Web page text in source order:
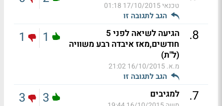
טכנאי17/10/2015 01:18
הגב לתגובה זו
8
.
הגיעה לשיאה לפני 5
חודשים,מאז איבדה רבע משוויה
(ל"ת)
מ.א.16/10/2015 21:02
הגב לתגובה זו
1
1
7
. למגיבים 3
3